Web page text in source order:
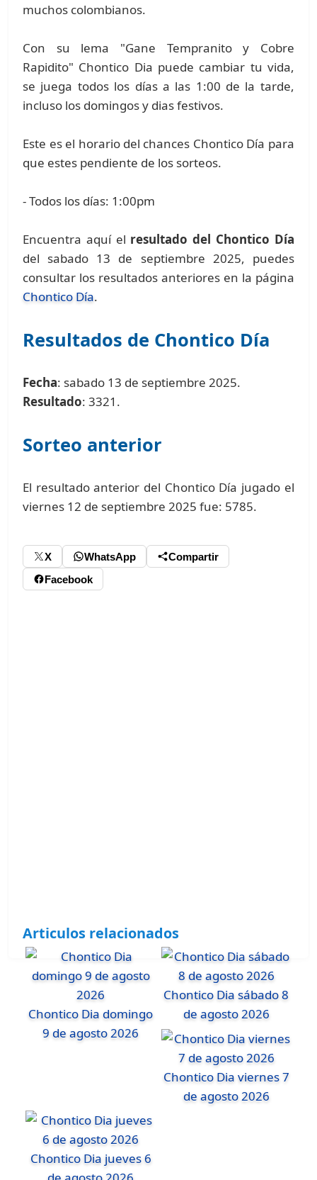
muchos colombianos.
Con su lema "Gane Tempranito y Cobre
Rapidito" Chontico Dia puede cambiar tu vida,
se juega todos los días a las 1:00 de la tarde,
incluso los domingos y dias festivos.
Este es el horario del chances Chontico Día para
que estes pendiente de los sorteos.
- Todos los días: 1:00pm
Encuentra aquí el resultado del Chontico Día
del sabado 13 de septiembre 2025, puedes
consultar los resultados anteriores en la página
Chontico Día.
Resultados de Chontico Día
Fecha: sabado 13 de septiembre 2025.
Resultado: 3321.
Sorteo anterior
El resultado anterior del Chontico Día jugado el
viernes 12 de septiembre 2025 fue: 5785.
X WhatsApp
Compartir
Facebook
Articulos relacionados
Chontico Dia domingo
9 de agosto 2026
Chontico Dia sábado 8
de agosto 2026
Chontico Dia viernes 7
de agosto 2026
Chontico Dia jueves 6